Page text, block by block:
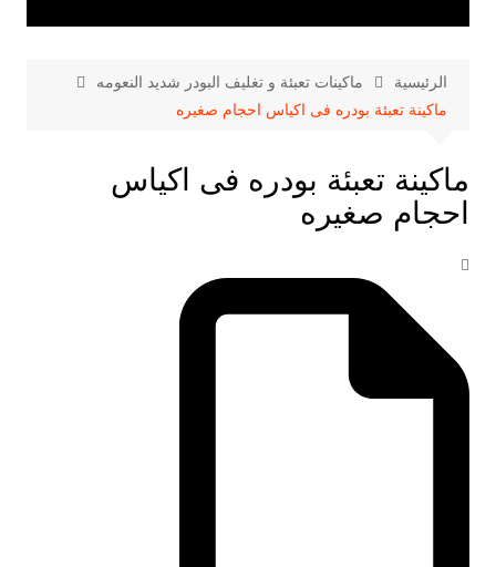
الرئيسية
ماكينات تعبئة و تغليف البودر شديد النعومه
ماكينة تعبئة بودره فى اكياس احجام صغيره
ماكينة تعبئة بودره فى اكياس
احجام صغيره